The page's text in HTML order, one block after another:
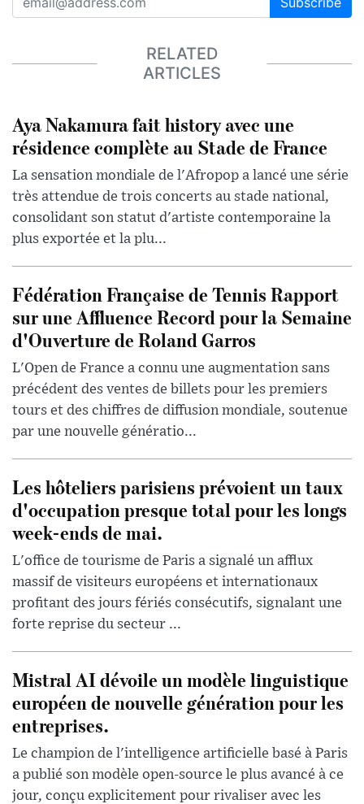
RELATED
ARTICLES
Aya Nakamura fait history avec une
résidence complète au Stade de France
La sensation mondiale de l'Afropop a lancé une série
très attendue de trois concerts au stade national,
consolidant son statut d'artiste contemporaine la
plus exportée et la plu...
Fédération Française de Tennis Rapport
sur une Affluence Record pour la Semaine
d'Ouverture de Roland Garros
L'Open de France a connu une augmentation sans
précédent des ventes de billets pour les premiers
tours et des chiffres de diffusion mondiale, soutenue
par une nouvelle génératio...
Les hôteliers parisiens prévoient un taux
d'occupation presque total pour les longs
week-ends de mai.
L'office de tourisme de Paris a signalé un afflux
massif de visiteurs européens et internationaux
profitant des jours fériés consécutifs, signalant une
forte reprise du secteur ...
Mistral AI dévoile un modèle linguistique
européen de nouvelle génération pour les
entreprises.
Le champion de l'intelligence artificielle basé à Paris
a publié son modèle open-source le plus avancé à ce
jour, conçu explicitement pour rivaliser avec les